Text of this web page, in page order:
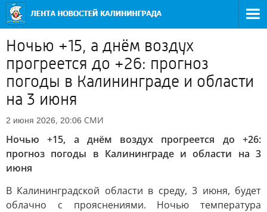
Ночью +15, а днём воздух
прогреется до +26: прогноз
погоды в Калининграде и области
на 3 июня
2 июня 2026, 20:06 СМИ
Ночью +15, а днём воздух прогреется до +26:
прогноз погоды в Калининграде и области на 3
июня
В Калининградской области в среду, 3 июня, будет
облачно с прояснениями. Ночью температура